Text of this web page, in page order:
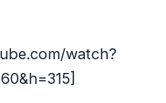
watch?